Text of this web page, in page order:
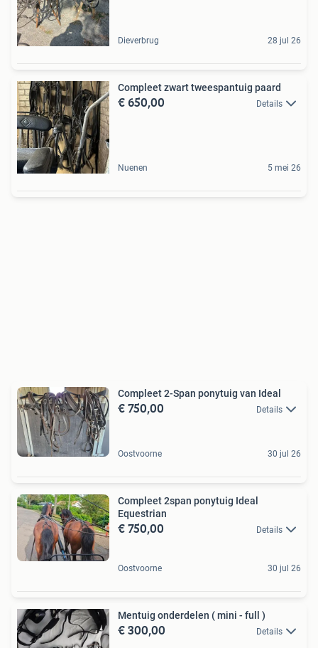
Dieverbrug 28 jul 26
Compleet zwart tweespantuig paard
€ 650,00 Details
Nuenen 5 mei 26
Compleet 2-Span ponytuig van Ideal
€ 750,00 Details
Oostvoorne 30 jul 26
Compleet 2span ponytuig Ideal
Equestrian
€ 750,00 Details
Oostvoorne 30 jul 26
Mentuig onderdelen ( mini - full )
€ 300,00 Details